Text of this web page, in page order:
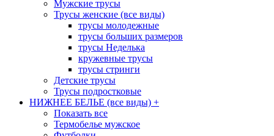
Мужские трусы
Трусы женские (все виды)
трусы молодежные
трусы больших размеров
трусы Неделька
кружевные трусы
трусы стринги
Детские трусы
Трусы подростковые
НИЖНЕЕ БЕЛЬЕ (все виды) +
Показать все
Термобелье мужское